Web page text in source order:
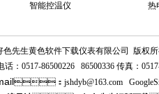
智能控温仪 热
色先生黄色软件下载仪表有限公司 版权
： 0517-86500226 86500336 传真：
： jshdyb@163.com